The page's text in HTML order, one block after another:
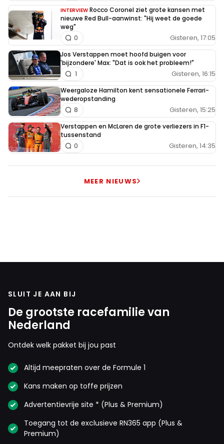
INTERVIEW Rocco Coronel ziet grote kansen met
nieuwe Red Bull-aanwinst: "Hij weet de goede
weg"
Gisteren, 17:05
0
Jos Verstappen moet hoofd buigen voor
'bijzondere' Max: "Dat is ook het probleem!"
Gisteren, 16:15
1
Weergaloze Hamilton kent sensationele Ferrari-
wederopstanding
Gisteren, 15:25
8
Verstappen en McLaren de grote verliezers in F1-
tussenstand
Gisteren, 14:35
0
MEER NIEUWS
SLUIT JE AAN BIJ
De grootste racefamilie van
Nederland
Ontdek welk pakket bij jou past
Altijd meepraten over de Formule 1
Kans maken op toffe prijzen
Advertentievrije site * (Plus & Premium)
Toegang tot de exclusieve RN365 app (Plus &
Premium)